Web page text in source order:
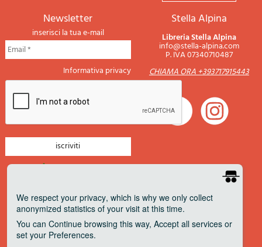
newsletter
inserisci la tua e-mail
Informativa privacy
newsletter viaggi
newsletter militaria
Stella Alpina
Libreria Stella Alpina
info@stella-alpina.com
P. IVA 07340710487
CHIAMA ORA +393717915443
We respect your privacy, which is why we only collect
anonymized statistics of your visit at this time.
You can Continue browsing this way, Accept all services or
set your Preferences.